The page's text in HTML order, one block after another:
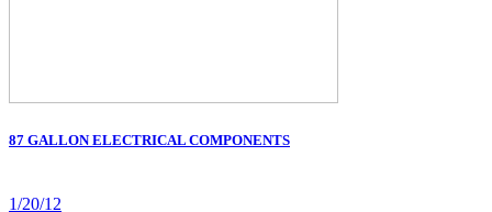
87 GALLON ELECTRICAL COMPONENTS
1/20/12